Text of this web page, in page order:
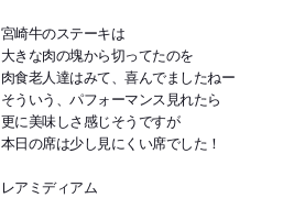
宮崎牛のステーキは
大きな肉の塊から切ってたのを
肉食老人達はみて、喜んでましたねー
そういう、パフォーマンス見れたら
更に美味しさ感じそうですが
本日の席は少し見にくい席でした！
レアミディアム